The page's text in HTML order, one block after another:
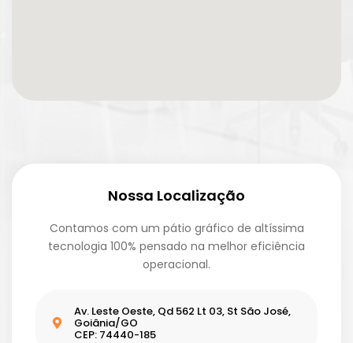
Nossa Localização
Contamos com um pátio gráfico de altíssima
tecnologia 100% pensado na melhor eficiência
operacional.
Av. Leste Oeste, Qd 562 Lt 03, St São José,
Goiânia/GO
CEP: 74440-185